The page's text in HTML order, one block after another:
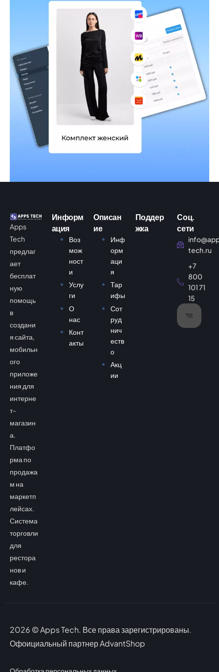
Управление торговлей
Apps
Tech
предлаг
ает
бесплат
ную
помощь
в
создани
я сайта,
мобильн
ого
приложе
ния для
интерне
т-
магазин
а.
Платфо
рма по
продажа
м на
маркетп
лейсах.
Система
торговли
для
рестора
нов и
кафе.
Информ
ация
Воз
мож
ност
и
Услу
ги
О
нас
Конт
акты
Описан
ие
Инф
орм
аци
я
Тар
ифы
Сот
руд
нич
еств
о
Акц
ии
Поддер
жка
Соц.
сети
tech.ru
+7
800
101 71
15
2026 © Apps Tech. Все права зарегистрированы.
Офоициальный партнер AdvantShop